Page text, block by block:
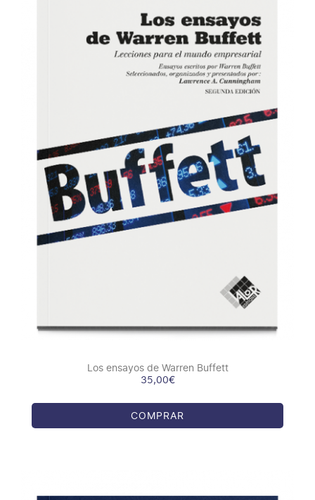
COMPRAR / DETALLES
Los ensayos de Warren Buffett
35,00€
COMPRAR